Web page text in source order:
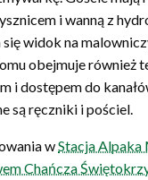
i wanną z
widok na
obejmuje również
i dostępem do
są ręczniki i pościel.
wStacja Alpaka
Chańcza